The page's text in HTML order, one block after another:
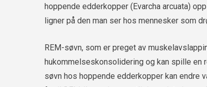
hoppende edderkopper (Evarcha arcuata)
ligner på den man ser hos mennesker som
REM-søvn, som er preget av
hukommelseskonsolidering og kan spille en
søvn hos hoppende edderkopper kan endre